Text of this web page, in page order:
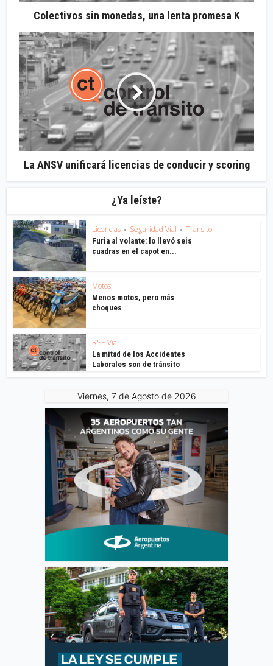
Colectivos sin monedas, una lenta promesa K
La ANSV unificará licencias de conducir y scoring
¿Ya leíste?
Licencias • Seguridad Vial • Transito
Furia al volante: lo llevó seis
cuadras en el capot en...
Motos
Menos motos, pero más
choques
RSE Vial
La mitad de los Accidentes
Laborales son de tránsito
Viernes, 7 de Agosto de 2026